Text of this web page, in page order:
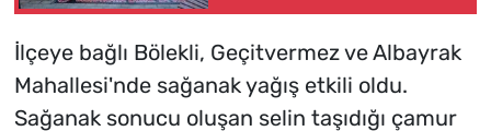
İlçeye bağlı Bölekli, Geçitvermez ve Albayrak
Mahallesi'nde sağanak yağış etkili oldu.
Sağanak sonucu oluşan selin taşıdığı çamur